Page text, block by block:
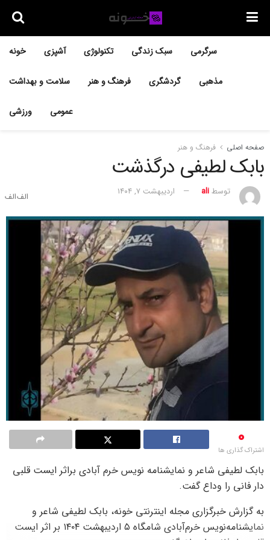
خونه آشپزی تکنولوژی سبک زندگی سرگرمی
سلامت و بهداشت فرهنگ و هنر گردشگری مذهبی
ورزشی عمومی
صفحه اصلی فرهنگ و هنر
بابک لطیفی درگذشت
توسطali اردیبهشت ۷, ۱۴۰۴
0
اشتراک گذاری ها
بابک لطیفی شاعر و نمایشنامه نویس خرم آبادی براثر ایست قلبی
دار فانی را وداع گفت.
به گزارش خبرگزاری مجله اینترنتی خونه، بابک لطیفی شاعر و
نمایشنامه‌نویس خرم‌آبادی شامگاه ۵ اردیبهشت ۱۴۰۴ بر اثر ایست